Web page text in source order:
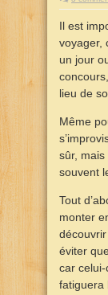
Il est
voyager,
un jour
lieu de
Même
sûr,
souvent
Tout
monter
éviter
car
fatiguera